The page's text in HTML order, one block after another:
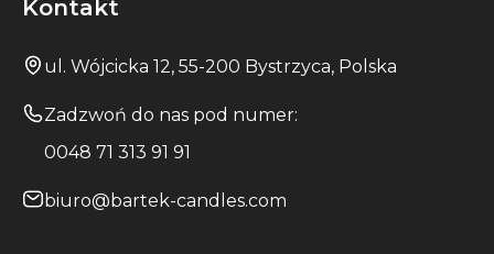
Kontakt
ul. Wójcicka 12, 55-200 Bystrzyca, Polska
Zadzwoń do nas pod numer:
0048 71 313 91 91
biuro@bartek-candles.com